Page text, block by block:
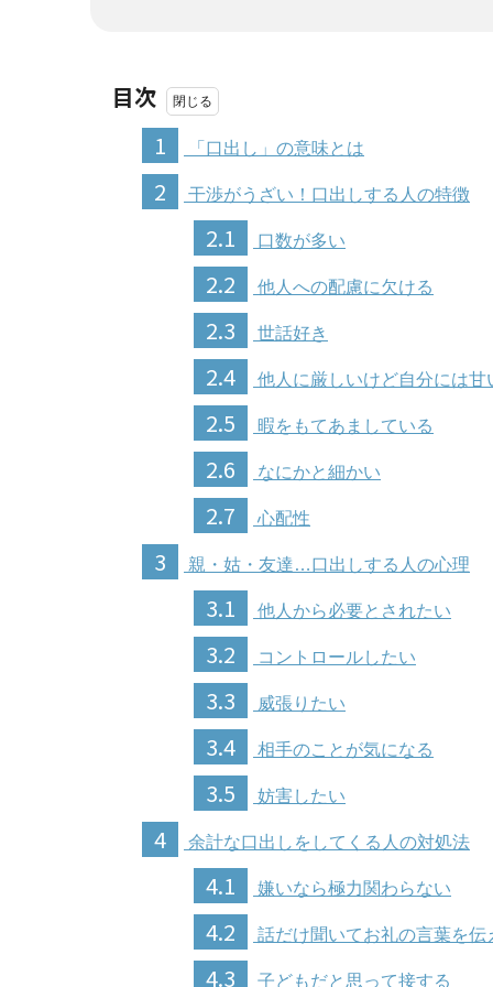
目次
1
「口出し」の意味とは
2 干渉がうざい！口出しする人の特徴
2.1 口数が多い
2.2 他人への配慮に欠ける
2.3 世話好き
2.4 他人に厳しいけど自分には甘
2.5 暇をもてあましている
2.6 なにかと細かい
2.7 心配性
3 親・姑・友達…口出しする人の心理
3.1 他人から必要とされたい
3.2 コントロールしたい
3.3 威張りたい
3.4 相手のことが気になる
3.5 妨害したい
4 余計な口出しをしてくる人の対処法
4.1 嫌いなら極力関わらない
4.2 話だけ聞いてお礼の言葉を伝
4.3 子どもだと思って接する